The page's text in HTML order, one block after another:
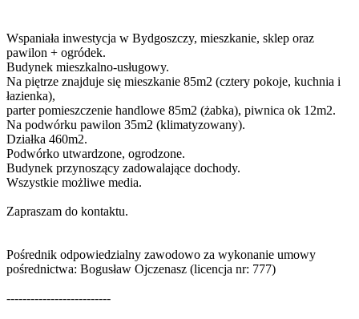
Wspaniała inwestycja w Bydgoszczy, mieszkanie, sklep oraz
pawilon + ogródek.
Budynek mieszkalno-usługowy.
Na piętrze znajduje się mieszkanie 85m2 (cztery pokoje, kuchnia i
łazienka),
parter pomieszczenie handlowe 85m2 (żabka), piwnica ok 12m2.
Na podwórku pawilon 35m2 (klimatyzowany).
Działka 460m2.
Podwórko utwardzone, ogrodzone.
Budynek przynoszący zadowalające dochody.
Wszystkie możliwe media.
Zapraszam do kontaktu.
Pośrednik odpowiedzialny zawodowo za wykonanie umowy
pośrednictwa: Bogusław Ojczenasz (licencja nr: 777)
--------------------------